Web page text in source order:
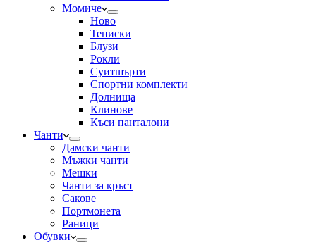
Момиче
Ново
Тениски
Блузи
Рокли
Суитшърти
Спортни комплекти
Долнища
Клинове
Къси панталони
Чанти
Дамски чанти
Мъжки чанти
Мешки
Чанти за кръст
Сакове
Портмонета
Раници
Обувки